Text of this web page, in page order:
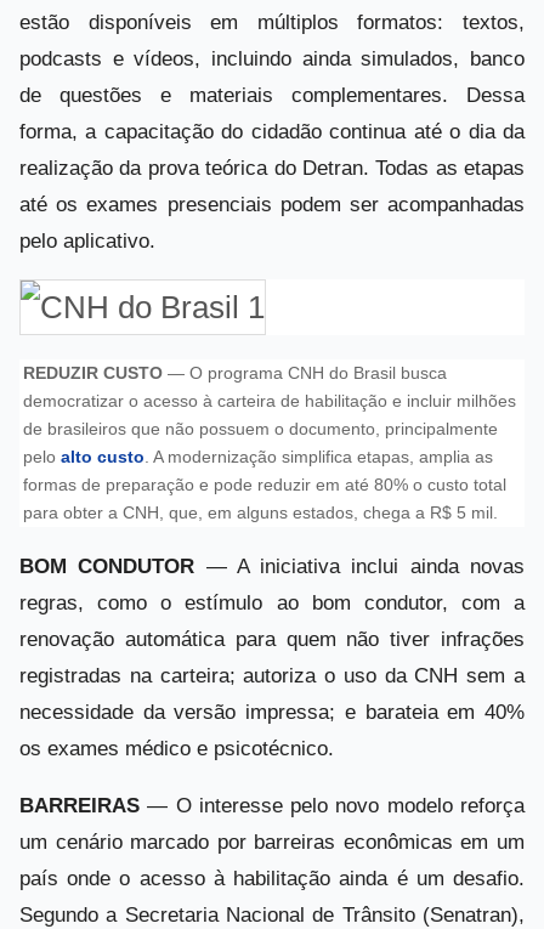
estão disponíveis em múltiplos formatos: textos,
podcasts e vídeos, incluindo ainda simulados, banco
de questões e materiais complementares. Dessa
forma, a capacitação do cidadão continua até o dia da
realização da prova teórica do Detran. Todas as etapas
até os exames presenciais podem ser acompanhadas
pelo aplicativo.
REDUZIR CUSTO — O programa CNH do Brasil busca
democratizar o acesso à carteira de habilitação e incluir milhões
de brasileiros que não possuem o documento, principalmente
pelo alto custo. A modernização simplifica etapas, amplia as
formas de preparação e pode reduzir em até 80% o custo total
para obter a CNH, que, em alguns estados, chega a R$ 5 mil.
BOM CONDUTOR — A iniciativa inclui ainda novas
regras, como o estímulo ao bom condutor, com a
renovação automática para quem não tiver infrações
registradas na carteira; autoriza o uso da CNH sem a
necessidade da versão impressa; e barateia em 40%
os exames médico e psicotécnico.
BARREIRAS — O interesse pelo novo modelo reforça
um cenário marcado por barreiras econômicas em um
país onde o acesso à habilitação ainda é um desafio.
Segundo a Secretaria Nacional de Trânsito (Senatran),